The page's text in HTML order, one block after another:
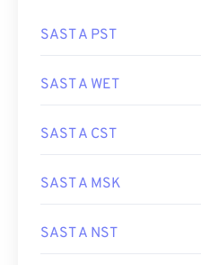
SAST A PST
SAST A WET
SAST A CST
SAST A MSK
SAST A NST